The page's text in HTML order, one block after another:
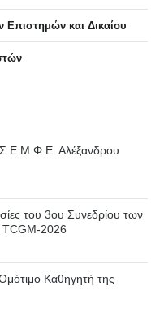
και Δικαίου
Σ.Ε.Μ.Φ.Ε. Αλέξανδρου
του 3ου Συνεδρίου των
2026
Καθηγητή της